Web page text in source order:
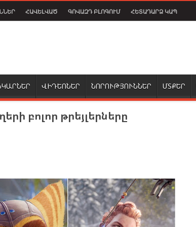
ՀԱՎԵԼՎԱԾ ԳՈՎԱԶԴ ԲԼՈԳՈՒՄ ՀԵՏԱԴԱՐՁ ԿԱՊ
ՎԻԴԵՈՆԵՐ ՆՈՐՈՒԹՅՈՒՆՆԵՐ ՄՏՔԵՐ
բոլոր թրեյլերները